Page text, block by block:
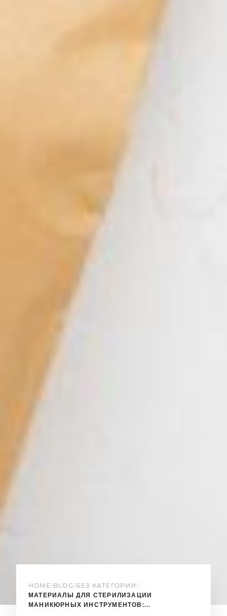
HOME/BLOG/БЕЗ КАТЕГОРИИ /
МАТЕРИАЛЫ ДЛЯ СТЕРИЛИЗАЦИИ
МАНИКЮРНЫХ ИНСТРУМЕНТОВ:...